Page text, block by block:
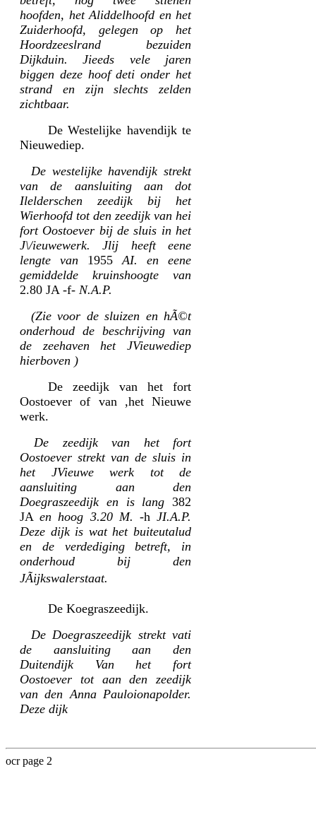
hoofden, het Aliddelhoofd en het
Zuiderhoofd, gelegen op het
Hoordzeeslrand bezuiden
Dijkduin. Jieeds vele jaren
biggen deze hoof deti onder het
strand en zijn slechts zelden
zichtbaar.
De Westelijke havendijk te
Nieuwediep.
De westelijke havendijk strekt
van de aansluiting aan dot
Ilelderschen zeedijk bij het
Wierhoofd tot den zeedijk van hei
fort Oostoever bij de sluis in het
J\/ieuwewerk. Jlij heeft eene
lengte van 1955 AI. en eene
gemiddelde kruinshoogte van
2.80 JA -f- N.A.P.
(Zie voor de sluizen en hÃ©t
onderhoud de beschrijving van
de zeehaven het JVieuwediep
hierboven )
De zeedijk van het fort
Oostoever of van ,het Nieuwe
werk.
De zeedijk van het fort
Oostoever strekt van de sluis in
het JVieuwe werk tot de
aansluiting aan den
Doegraszeedijk en is lang 382
JAen hoog 3.20 M. -hJI.A.P.
Deze dijk is wat het buiteutalud
en de verdediging betreft, in
onderhoud bij den
JÃijkswalerstaat.
De Koegraszeedijk.
De Doegraszeedijk strekt vati
de aansluiting aan den
Duitendijk Van het fort
Oostoever tot aan den zeedijk
van den Anna Pauloionapolder.
Deze dijk
ocr page 2